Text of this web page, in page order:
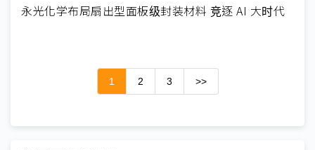
永光化学布局扇出型面板级封装材料 竞逐 AI 大时代
1 2 3 >>